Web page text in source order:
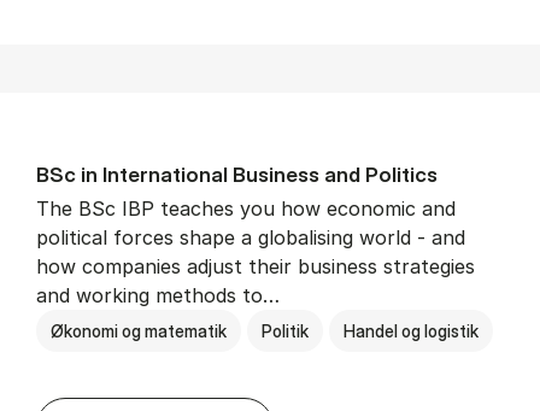
BSc in In­ter­na­tion­al Busi­ness and Polit­ics
The BSc IBP teaches you how economic and
political forces shape a globalising world - and
how companies adjust their business strategies
and working methods to…
Økonomi og matematik Politik Handel og logistik